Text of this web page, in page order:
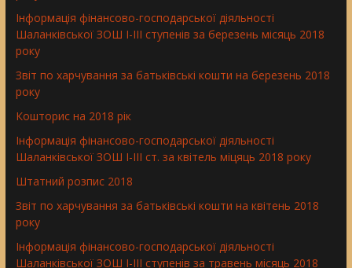
Інформація фінансово-господарської діяльності
Шаланківської ЗОШ І-ІІІ ступенів за березень місяць 2018
року
Звіт по харчування за батьківські кошти на березень 2018
року
Кошторис на 2018 рік
Інформація фінансово-господарської діяльності
Шаланківської ЗОШ І-ІІІ ст. за квітель міцяць 2018 року
Штатний розпис 2018
Звіт по харчування за батьківські кошти на квітень 2018
року
Інформація фінансово-господарської діяльності
Шаланківської ЗОШ І-ІІІ ступенів за травень місяць 2018